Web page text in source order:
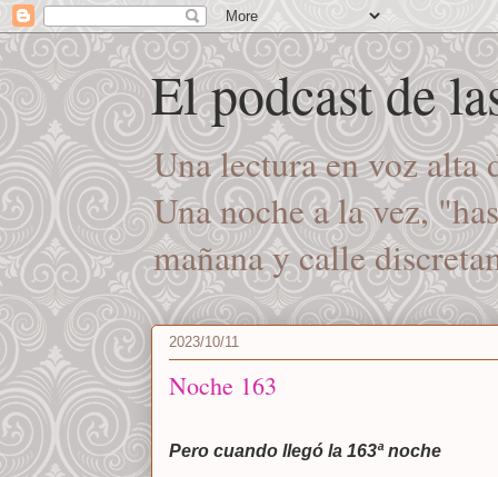
El podcast de
Una lectura en voz alta
Una noche a la vez,
mañana y calle
2023/10/11
Noche 163
Pero cuando llegó la 163ª noche